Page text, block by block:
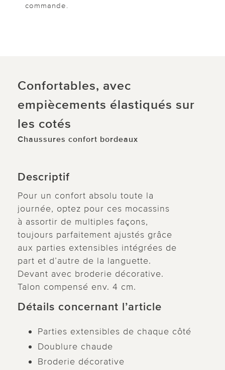
commande.
Confortables, avec
empiècements élastiqués sur
les cotés
Chaussures confort bordeaux
Descriptif
Pour un confort absolu toute la
journée, optez pour ces mocassins
à assortir de multiples façons,
toujours parfaitement ajustés grâce
aux parties extensibles intégrées de
part et d’autre de la languette.
Devant avec broderie décorative.
Talon compensé env. 4 cm.
Détails concernant l’article
Parties extensibles de chaque côté
Doublure chaude
Broderie décorative